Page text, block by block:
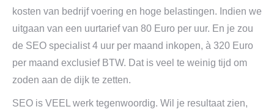
kosten van bedrijf voering en hoge belastingen. Indien we
uitgaan van een uurtarief van 80 Euro per uur. En je zou
de SEO specialist 4 uur per maand inkopen, à 320 Euro
per maand exclusief BTW. Dat is veel te weinig tijd om
zoden aan de dijk te zetten.
SEO is VEEL werk tegenwoordig. Wil je resultaat zien,